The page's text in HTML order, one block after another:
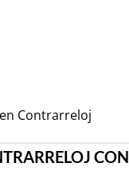
Contrarreloj
CON